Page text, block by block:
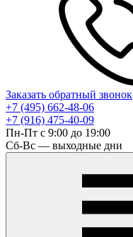
Заказать обратный звонок
+7 (495) 662-48-06
+7 (916) 475-40-09
Пн-Пт с 9:00 до 19:00
Сб-Вс — выходные дни